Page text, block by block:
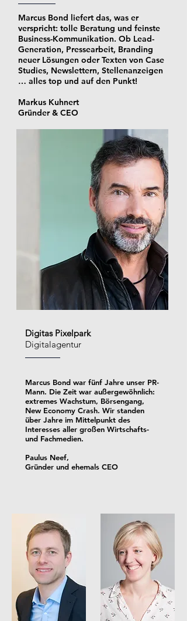
Marcus Bond liefert das, was er
verspricht: tolle Beratung und feinste
Business-Kommunikation. Ob Lead-
Generation, Pressearbeit, Branding
neuer Lösungen oder Texten von Case
Studies, Newslettern, Stellenanzeigen
… alles top und auf den Punkt!
Markus Kuhnert
Gründer & CEO
Digitas Pixelpark
Digitalagentur
Marcus Bond war fünf Jahre unser PR-
Mann. Die Zeit war außergewöhnlich:
extremes Wachstum, Börsengang,
New Economy Crash. Wir standen
über Jahre im Mittelpunkt des
Interesses aller großen Wirtschafts-
und Fachmedien.
Paulus Neef,
Gründer und ehemals CEO